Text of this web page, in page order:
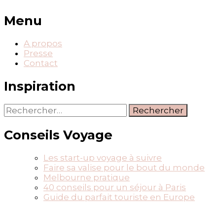
Menu
A propos
Presse
Contact
Inspiration
Rechercher :
Conseils Voyage
Les start-up voyage à suivre
Faire sa valise pour le bout du monde
Melbourne pratique
40 conseils pour un séjour à Paris
Guide du parfait touriste en Europe